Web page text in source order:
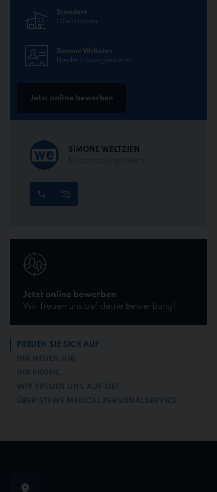
Standort
Oberhausen
Simone Weltzien
Niederlassungsleiterin
Jetzt online bewerben
SIMONE WELTZIEN
Jetzt online bewerben
Wir freuen uns auf deine Bewerbung!
online
bewerben
FREUEN SIE SICH AUF